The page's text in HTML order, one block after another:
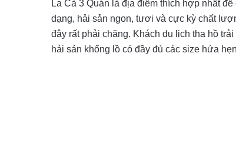
La Cà 3 Quán là địa điểm thích hợp nhất
dạng, hải sản ngon, tươi và cực kỳ chất
đây rất phải chăng. Khách du lịch tha hồ
hải sản khổng lồ có đầy đủ các size hứa